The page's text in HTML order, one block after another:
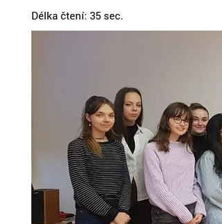
Délka čtení: 35 sec.